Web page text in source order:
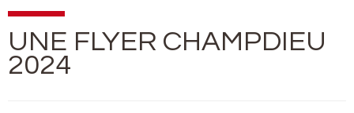
UNE FLYER CHAMPDIEU
2024